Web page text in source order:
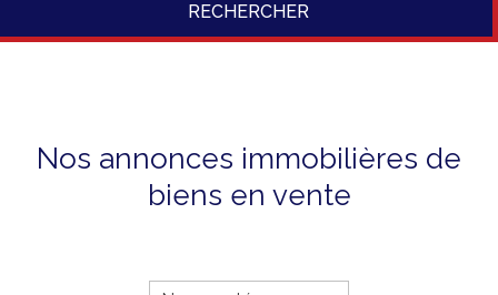
Nos annonces immobilières de
biens en vente